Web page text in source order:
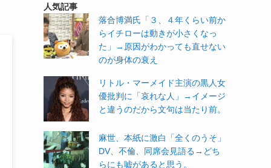
人気記事
落合博満氏「３、４年くらい前か
らイチローは動きが小さくなっ
た」→原因がわかっても直せない
のが身体の衰え
リトル・マーメイド主演の黒人女
優批判に「哀れな人」→イメージ
と違うのだから文句は当たり前。
麻世、本紙に激白「全くのうそ」
DV、不倫、同席会見語る→どち
らにも嘘があると思う。